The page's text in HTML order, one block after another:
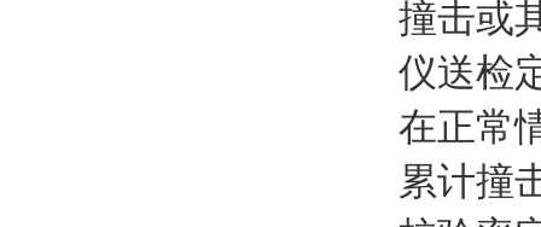
撞击或
仪送检
在正常
累计撞